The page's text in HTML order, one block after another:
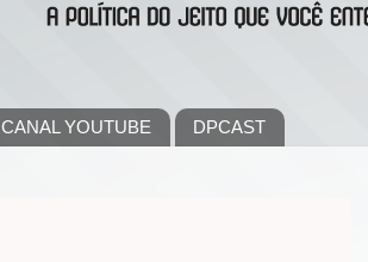
CANAL YOUTUBE DPCAST